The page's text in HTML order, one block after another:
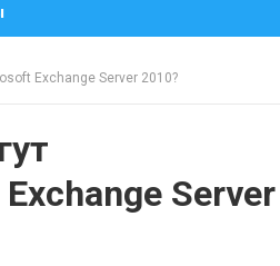
Exchange Server 2010?
Server